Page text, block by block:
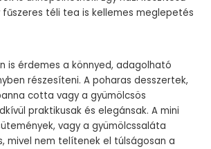
téli tea is kellemes meglepetés
is érdemes a könnyed, adagolható
részesíteni. A poharas desszertek,
cotta vagy a gyümölcsös
praktikusak és elegánsak. A mini
vagy a gyümölcssaláta
mivel nem telítenek el túlságosan a